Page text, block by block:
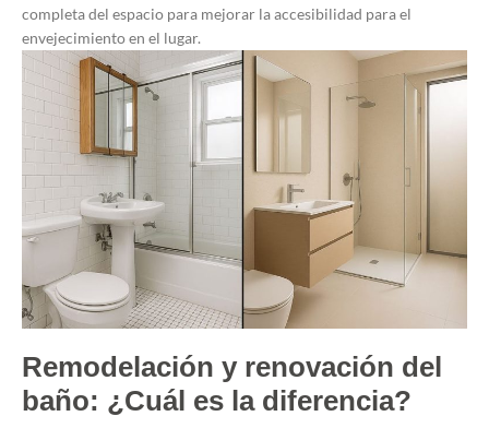
completa del espacio para mejorar la accesibilidad para el
envejecimiento en el lugar.
Remodelación y renovación del
baño: ¿Cuál es la diferencia?